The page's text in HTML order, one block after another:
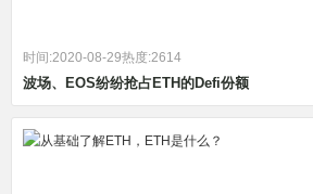
时间:2020-08-29热度:2614
波场、EOS纷纷抢占ETH的Defi份额